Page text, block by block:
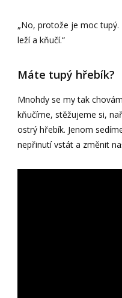
„No, protože je moc
leží a kňučí.“
Máte tupý hřebík?
Mnohdy se my tak
kňučíme, stěžujeme si,
ostrý hřebík. Jenom
nepřinutí vstát a změnit